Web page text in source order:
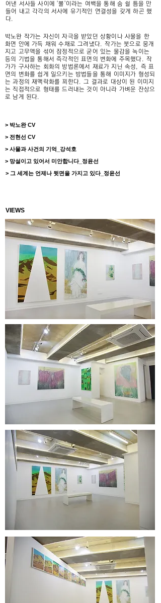
어낸 서사들 사이에 '뿔'이라는 여백을 통해 숨 쉴 틈을 만
들어 내고 각각의 서사에 유기적인 연결성을 갖게 하곤 했
다.
박노완 작가는 자신이 자극을 받았던 상황이나 사물을 한
화면 안에 가득 채워 수채로 그려냈다. 작가는 붓으로 뭉개
지고 고무액을 섞어 잠정적으로 굳어 있는 물감을 녹이는
등의 기법을 통해서 즉각적인 표면의 변화에 주목했다. 작
가가 구사하는 회화의 방법론에서 재료가 지닌 속성, 즉 표
면의 변화를 쉽게 일으키는 방법들을 통해 이미지가 형성되
는 과정의 재맥락화를 꾀한다. 그 결과로 대상이 된 이미지
는 직접적으로 형태를 드러내는 것이 아니라 가벼운 잔상으
로 남게 된다.
> 박노완 CV
> 전현선 CV
> 사물과 사건의 기억_강석호
> 망설이고 있어서 미안합니다_정윤선
> 그 세계는 언제나 뒷면을 가지고 있다_정윤선
VIEWS